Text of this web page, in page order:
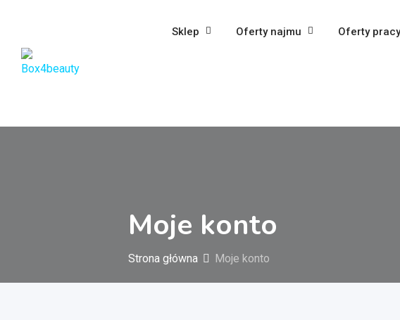
treści
Sklep Oferty najmu Oferty pracy
Moje konto
Strona główna Moje konto